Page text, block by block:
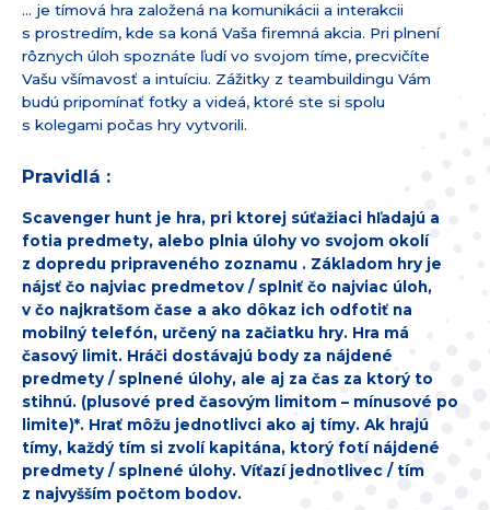
… je tímová hra založená na komunikácii a interakcii
s prostredím, kde sa koná Vaša firemná akcia. Pri plnení
rôznych úloh spoznáte ľudí vo svojom tíme, precvičíte
Vašu všímavosť a intuíciu. Zážitky z teambuildingu Vám
budú pripomínať fotky a videá, ktoré ste si spolu
s kolegami počas hry vytvorili.
Pravidlá :
Scavenger hunt je hra, pri ktorej súťažiaci hľadajú a
fotia predmety, alebo plnia úlohy vo svojom okolí
z dopredu pripraveného zoznamu . Základom hry je
nájsť čo najviac predmetov / splniť čo najviac úloh,
v čo najkratšom čase a ako dôkaz ich odfotiť na
mobilný telefón, určený na začiatku hry. Hra má
časový limit. Hráči dostávajú body za nájdené
predmety / splnené úlohy, ale aj za čas za ktorý to
stihnú. (plusové pred časovým limitom – mínusové po
limite)*. Hrať môžu jednotlivci ako aj tímy. Ak hrajú
tímy, každý tím si zvolí kapitána, ktorý fotí nájdené
predmety / splnené úlohy. Víťazí jednotlivec / tím
z najvyšším počtom bodov.